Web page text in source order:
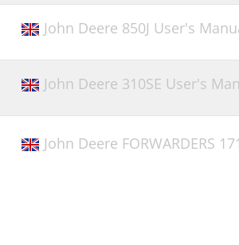
John Deere 850J User's
John Deere 310SE User's
John Deere FORWARDERS